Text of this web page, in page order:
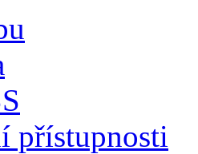
přístupnosti